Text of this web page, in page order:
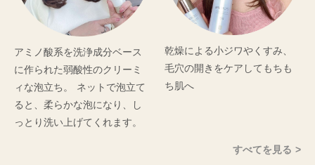
アミノ酸系を洗浄成分ベース
に作られた弱酸性のクリーミ
ィな泡立ち。 ネットで泡立て
ると、柔らかな泡になり、し
っとり洗い上げてくれます。
乾燥による小ジワやくすみ、
毛穴の開きをケアしてもちも
ち肌へ
すべてを見る >